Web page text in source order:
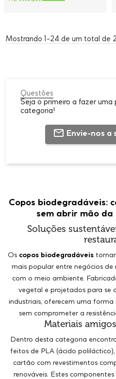
Mostrando 1-24 de um total de
Questões
Seja o primeiro a fazer uma
categoria!
Envie-nos a
Copos biodegradáveis:
sem abrir mão
Soluções
Os copos biodegradáveis
mais popular entre negócios
com o meio ambiente.
vegetal e projetados para se
industriais, oferecem uma forma
sem comprometer a
Materiais
Dentro desta categoria
feitos de PLA (ácido
cartão com revestimentos
renováveis. Estes